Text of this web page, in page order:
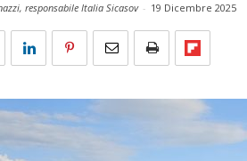
responsabile Italia Sicasov - 19 Dicembre 2025